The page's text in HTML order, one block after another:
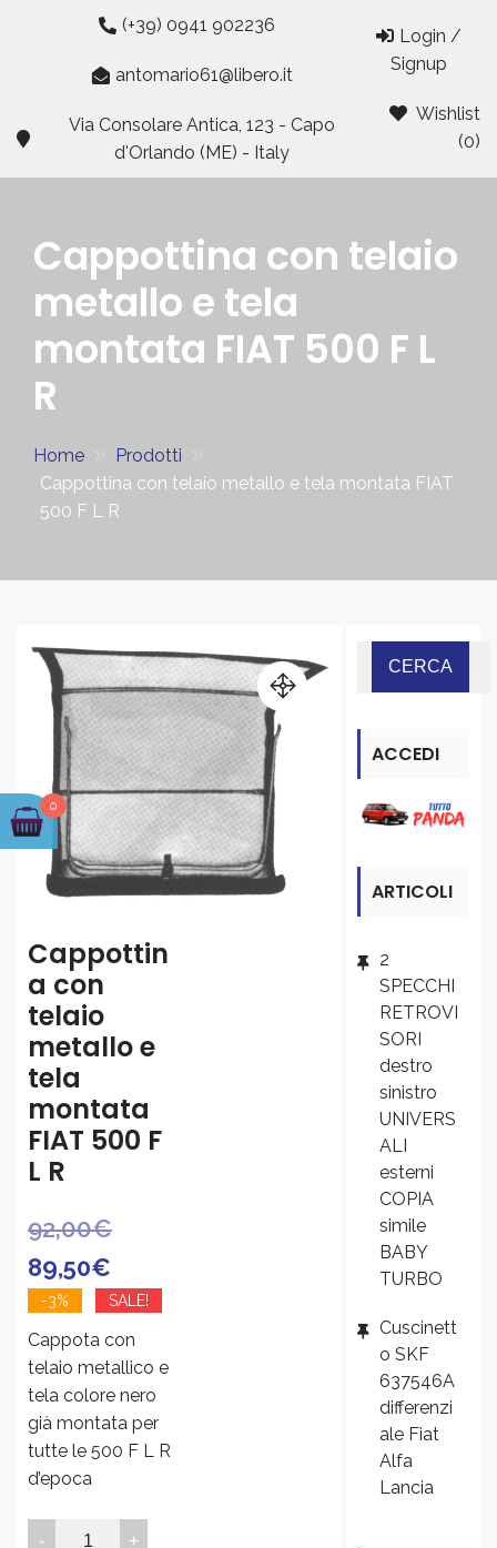
(+39) 0941 902236
antomario61@libero.it
Via Consolare Antica, 123 - Capo
d'Orlando (ME) - Italy
Login /
Signup
Wishlist
(0)
Cappottina con telaio
metallo e tela
montata FIAT 500 F L
R
Home
Prodotti
Cappottina con telaio metallo e tela montata FIAT
500 F L R
Cappottin
a con
telaio
metallo e
tela
montata
FIAT 500 F
L R
92,00€Il
originale
era:
92,00€.
89,50€
Il
attuale
è:
89,50€.
-3% SALE!
Cappota con
telaio metallico e
tela colore nero
già montata per
tutte le 500 F L R
d’epoca
Cappottina
ACCEDI
ALLA
“PANDA”
ARTICOLI
2
SPECCHI
RETROVI
SORI
destro
sinistro
UNIVERS
ALI
esterni
COPIA
simile
BABY
TURBO
Cuscinett
o SKF
637546A
differenzi
ale Fiat
Alfa
Lancia
0